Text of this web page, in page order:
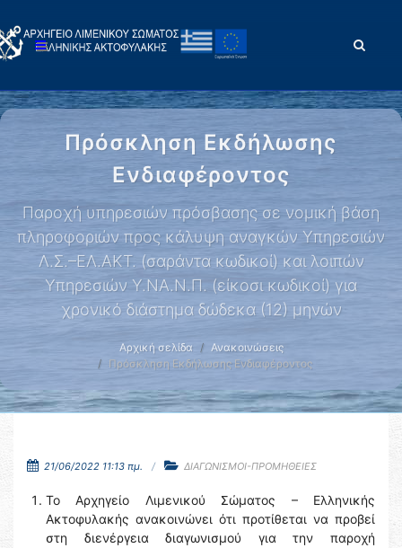
Πρόσκληση Εκδήλωσης
Ενδιαφέροντος
Παροχή υπηρεσιών πρόσβασης σε νομική βάση
πληροφοριών προς κάλυψη αναγκών Υπηρεσιών
Λ.Σ.–ΕΛ.ΑΚΤ. (σαράντα κωδικοί) και λοιπών
Υπηρεσιών Υ.ΝΑ.Ν.Π. (είκοσι κωδικοί) για
χρονικό διάστημα δώδεκα (12) μηνών
Αρχική σελίδα
Ανακοινώσεις
Πρόσκληση Εκδήλωσης Ενδιαφέροντος
21/06/2022 11:13 πμ. ΔΙΑΓΩΝΙΣΜΟΙ-ΠΡΟΜΗΘΕΙΕΣ
Το Αρχηγείο Λιμενικού Σώματος – Ελληνικής
Ακτοφυλακής ανακοινώνει ότι προτίθεται να προβεί
στη διενέργεια διαγωνισμού για την παροχή